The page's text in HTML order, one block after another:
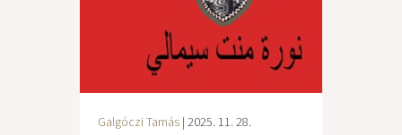
Galgóczi Tamás | 2025. 11. 28.